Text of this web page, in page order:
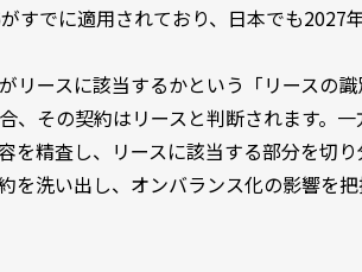
すでに適用されており、日本でも2027
リースに該当するかという「リースの
、その契約はリースと判断されます。
精査し、リースに該当する部分を切り
を洗い出し、オンバランス化の影響を